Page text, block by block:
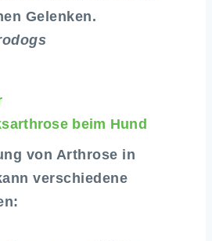
Gelenken.
beim Hund
von Arthrose in
verschiedene